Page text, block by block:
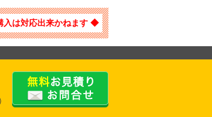
入は対応出来かねます ◆